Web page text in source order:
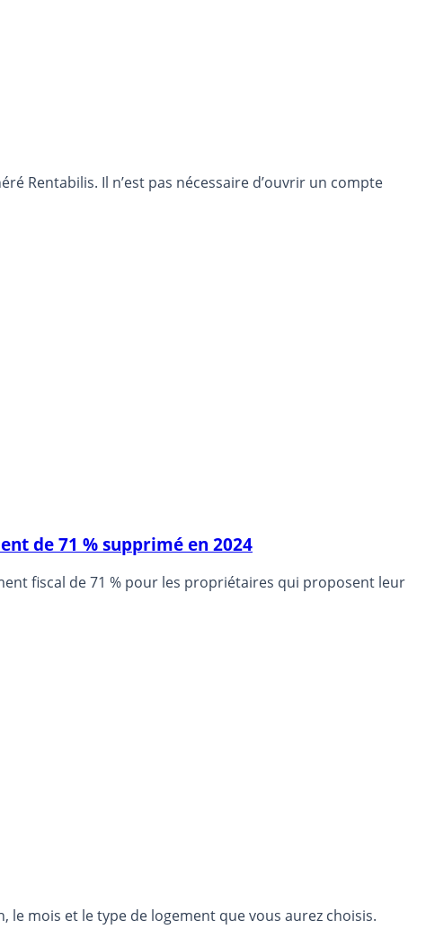
Rentabilis. Il n’est pas nécessaire d’ouvrir un compte
de 71 % supprimé en 2024
fiscal de 71 % pour les propriétaires qui proposent leur
mois et le type de logement que vous aurez choisis.